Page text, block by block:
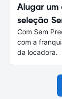
Alugar um
seleção
Com Sem
com a
da locadora.